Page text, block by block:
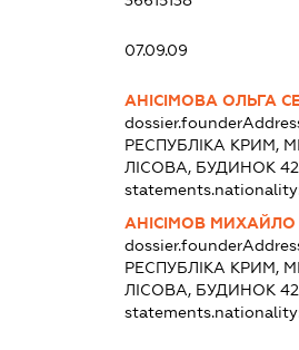
07.09.09
АНІСІМОВА ОЛЬГА
РЕСПУБЛІКА КРИМ,
ЛІСОВА, БУДИНОК 42
АНІСІМОВ МИХАЙЛО
РЕСПУБЛІКА КРИМ,
ЛІСОВА, БУДИНОК 42